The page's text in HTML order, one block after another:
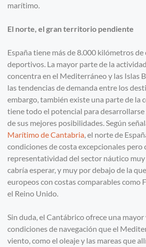
marítimo.
El norte, el gran territorio pendiente
España tiene más de 8.000 kilómetros
deportivos. La mayor parte de la
concentra en el Mediterráneo y las Islas
las tendencias de demanda entre los
embargo, también existe una parte de la
tiene todo el potencial para
de sus mejores posibilidades. Según
Marítimo de Cantabria, el norte de
condiciones de costa excepcionales pero
representatividad del sector náutico
cabría esperar, y muy por debajo de la
europeos con costas comparables como
el Reino Unido.
Sin duda, el Cantábrico ofrece una
condiciones de navegación que el
viento, como el oleaje y las mareas que